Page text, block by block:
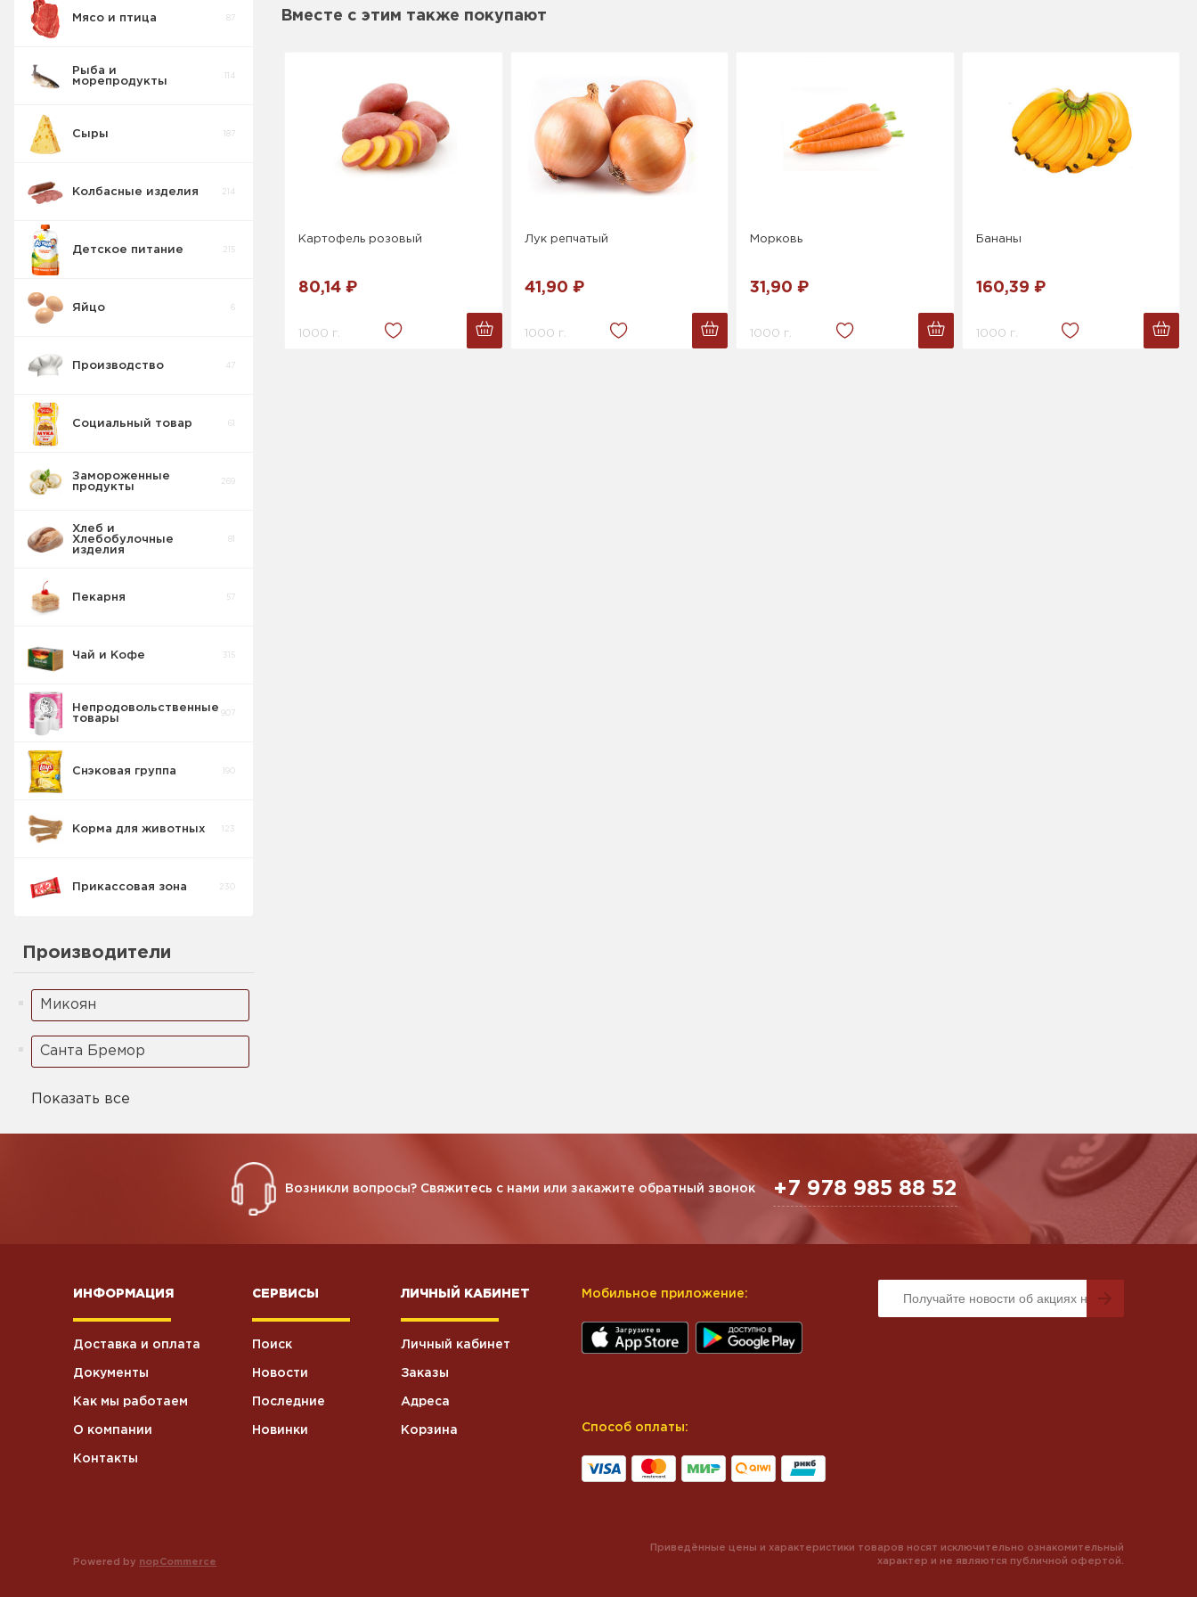
Пудинг
Заменители
Кисломолочные
Мясо и птица 87
Рыба и
морепродукты
114
Сыры 187
Колбасные изделия 214
Детское питание 215
Яйцо 6
Производство 47
Социальный товар 61
Замороженные
продукты
269
Хлеб и
Хлебобулочные
изделия
81
Пекарня 57
Чай и Кофе 315
Непродовольственные
товары
907
Снэковая группа 190
Корма для животных 123
Прикассовая зона 230
Производители
Микоян
Санта Бремор
Показать все
Вместе с этим также покупают
Картофель розовый
80,14 ₽
1000 г.
Лук репчатый
41,90 ₽
1000 г.
Морковь
31,90 ₽
1000 г.
Бананы
160,39 ₽
1000 г.
Возникли вопросы? Свяжитесь с нами или закажите обратный звонок +7 978 985 88 52
ИНФОРМАЦИЯ
Доставка и оплата
Документы
Как мы работаем
О компании
Контакты
СЕРВИСЫ
Поиск
Новости
Последние
Новинки
ЛИЧНЫЙ КАБИНЕТ
Личный кабинет
Заказы
Адреса
Корзина
Мобильное приложение:
Способ оплаты:
Powered by nopCommerce
Приведённые цены и характеристики товаров носят исключительно ознакомительный
характер и не являются публичной офертой.